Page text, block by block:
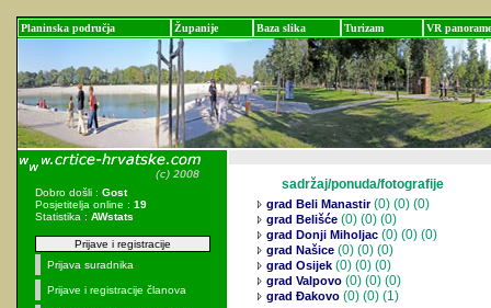
Planinska područja Županije Baza slika Turizam VR panorame
Dobro došli : Gost
Posjetitelja online : 19
Statistika : AWstats
Prijave i registracije
Prijava suradnika
Prijave i registracije članova
sadržaj/ponuda/fotografije
grad Beli Manastir(0) (0) (0)
grad Belišće (0) (0) (0)
grad Donji Miholjac (0) (0) (0)
grad Našice (0) (0) (0)
grad Osijek (0) (0) (0)
grad Valpovo (0) (0) (0)
grad Đakovo (0) (0) (1)